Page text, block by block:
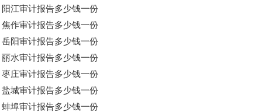
阳江审计报告多少钱一份
焦作审计报告多少钱一份
岳阳审计报告多少钱一份
丽水审计报告多少钱一份
枣庄审计报告多少钱一份
盐城审计报告多少钱一份
蚌埠审计报告多少钱一份